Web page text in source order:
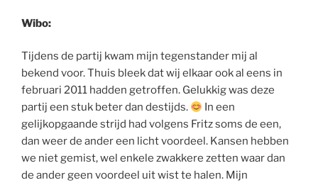
Wibo:
Tijdens de partij kwam mijn tegenstander mij al
bekend voor. Thuis bleek dat wij elkaar ook al eens in
februari 2011 hadden getroffen. Gelukkig was deze
partij een stuk beter dan destijds.
In een
gelijkopgaande strijd had volgens Fritz soms de een,
dan weer de ander een licht voordeel. Kansen hebben
we niet gemist, wel enkele zwakkere zetten waar dan
de ander geen voordeel uit wist te halen. Mijn